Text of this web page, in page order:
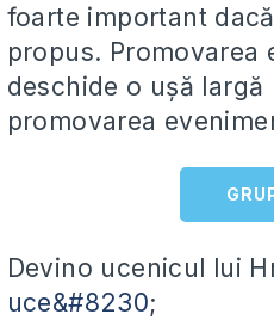
foarte important
propus. Promovarea
deschide o ușă
promovarea
Devino ucenicul lui
uce&#8230;